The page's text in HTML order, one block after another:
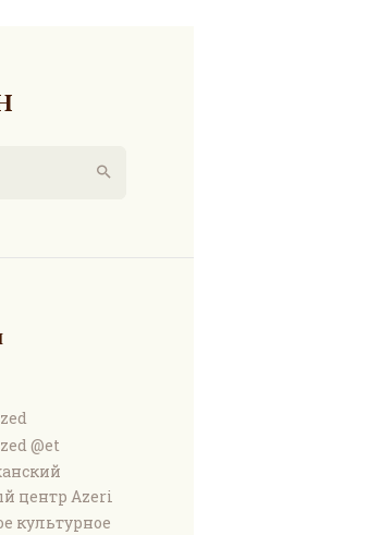
@et
центр Azeri
культурное